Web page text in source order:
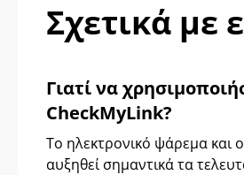
Σχετικά με
Γιατί να
CheckMyLink?
Το ηλεκτρονικό ψάρεμα και
αυξηθεί σημαντικά τα